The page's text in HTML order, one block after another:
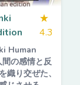
★
4.3
Human
の感情と反
織り交ぜた、